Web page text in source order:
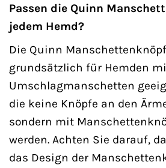
Passen die Quinn
jedem Hemd?
Die Quinn
grundsätzlich für Hemden
Umschlagmanschetten
die keine Knöpfe an den
sondern mit
werden. Achten Sie darauf,
das Design der